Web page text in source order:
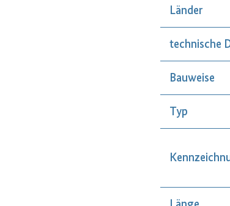
Länder
technische
Bauweise
Typ